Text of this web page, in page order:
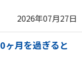
2026年07月27日
ヶ月を過ぎると